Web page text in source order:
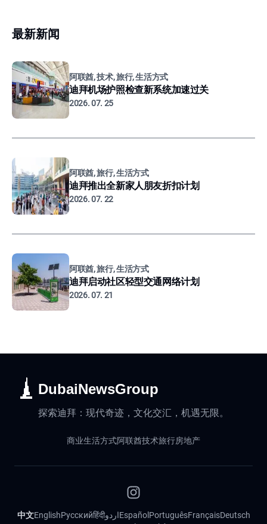
最新新闻
阿联酋, 技术, 旅行, 生活方式
迪拜机场护照检查新系统加速过关
2026. 07. 25
阿联酋, 旅行, 生活方式
迪拜推出全新家人朋友折扣计划
2026. 07. 22
阿联酋, 旅行, 生活方式
迪拜启动社区轻型交通网络计划
2026. 07. 21
DubaiNewsGroup
探索迪拜：现代奇迹，文化交汇，机遇无限。
商业生活方式阿联酋技术旅行房地产
中文EnglishРусскийहिंदीاردوEspañol PortuguêsFrançaisDeutsch